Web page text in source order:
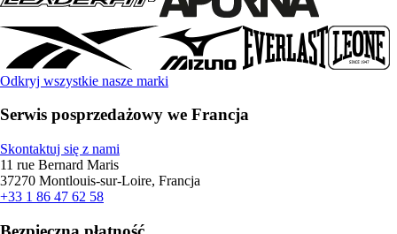
Odkryj wszystkie nasze marki
Serwis posprzedażowy we Francja
Skontaktuj się z nami
11 rue Bernard Maris
37270 Montlouis-sur-Loire, Francja
+33 1 86 47 62 58